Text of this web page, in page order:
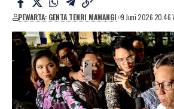
PEWARTA: GENTA TENRI MAWANGI 9 Juni 2026 20:46